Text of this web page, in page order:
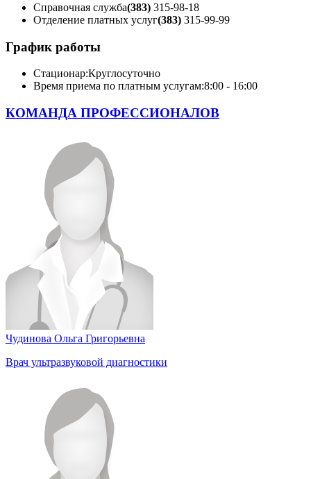
Справочная служба(383) 315-98-18
Отделение платных услуг(383) 315-99-99
График работы
Стационар:Круглосуточно
Время приема по платным услугам:8:00 - 16:00
КОМАНДА ПРОФЕССИОНАЛОВ
Чудинова Ольга Григорьевна
Врач ультразвуковой диагностики